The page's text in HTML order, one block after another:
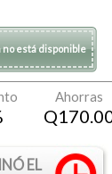
no está disponible
Ahorras
Q
EL